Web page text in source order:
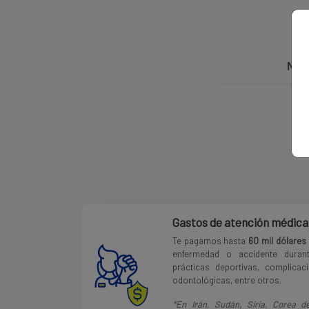
Gastos de atención médica
Te pagamos hasta 60 mil dólares
enfermedad o accidente
prácticas deportivas,
odontológicas, entre otros.
*En Irán, Sudán, Siria, Corea